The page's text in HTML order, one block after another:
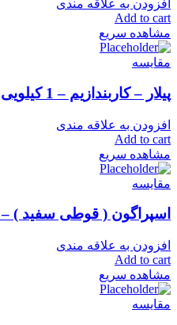
افزودن به علاقه مندی
Add to cart
مشاهده سریع
مقایسه
پیلار – کاربندازیم – 1 کیلویی
افزودن به علاقه مندی
Add to cart
مشاهده سریع
مقایسه
اسپراگون ( قوطی سفید ) – 1 کیلویی
افزودن به علاقه مندی
Add to cart
مشاهده سریع
مقایسه